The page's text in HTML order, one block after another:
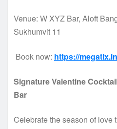
Venue: W XYZ Bar, Aloft
Sukhumvit 11
Book now: https://
Signature Valentine
Bar
Celebrate the season of love